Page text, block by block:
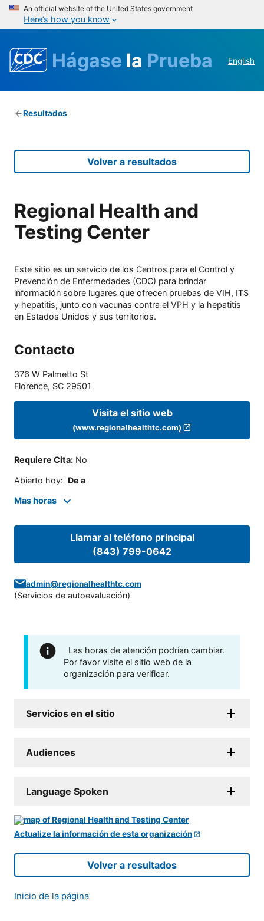
An official website of the United States government
Here’s how you know
Hágase la Prueba English
Resultados
Volver a resultados
Regional Health and
Testing Center
Este sitio es un servicio de los Centros para el Control y
Prevención de Enfermedades (CDC) para brindar
información sobre lugares que ofrecen pruebas de VIH, ITS
y hepatitis, junto con vacunas contra el VPH y la hepatitis
en Estados Unidos y sus territorios.
Contacto
376 W Palmetto St
Florence, SC 29501
Visita el sitio web
(www.regionalhealthtc.com)
Requiere Cita: No
Abierto hoy: De a
Mas horas
Llamar al teléfono principal
(843) 799-0642
admin@regionalhealthtc.com
(Servicios de autoevaluación)
Las horas de atención podrían cambiar.
Por favor visite el sitio web de la
organización para verificar.
Servicios en el sitio
Audiences
Language Spoken
Actualize la información de esta organización
Volver a resultados
Inicio de la página